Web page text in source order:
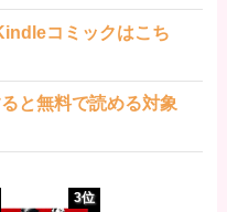
コミックはこち
と無料で読める対象
3位